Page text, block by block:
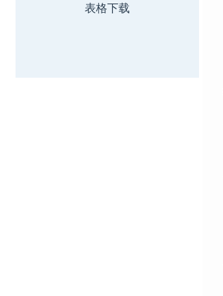
表格下载